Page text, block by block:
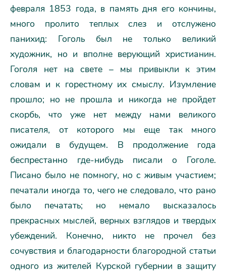
февраля 1853 года, в память дня его кончины,
много пролито теплых слез и отслужено
панихид: Гоголь был не только великий
художник, но и вполне верующий христианин.
Гоголя нет на свете – мы привыкли к этим
словам и к горестному их смыслу. Изумление
прошло; но не прошла и никогда не пройдет
скорбь, что уже нет между нами великого
писателя, от которого мы еще так много
ожидали в будущем. В продолжение года
беспрестанно где-нибудь писали о Гоголе.
Писано было не помногу, но с живым участием;
печатали иногда то, чего не следовало, что рано
было печатать; но немало высказалось
прекрасных мыслей, верных взглядов и твердых
убеждений. Конечно, никто не прочел без
сочувствия и благодарности благородной статьи
одного из жителей Курской губернии в защиту